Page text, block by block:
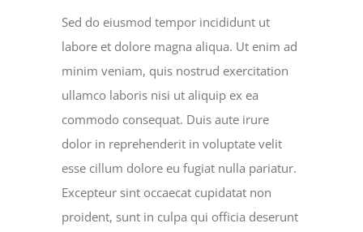
Sed do eiusmod tempor incididunt ut
labore et dolore magna aliqua. Ut enim ad
minim veniam, quis nostrud exercitation
ullamco laboris nisi ut aliquip ex ea
commodo consequat. Duis aute irure
dolor in reprehenderit in voluptate velit
esse cillum dolore eu fugiat nulla pariatur.
Excepteur sint occaecat cupidatat non
proident, sunt in culpa qui officia deserunt